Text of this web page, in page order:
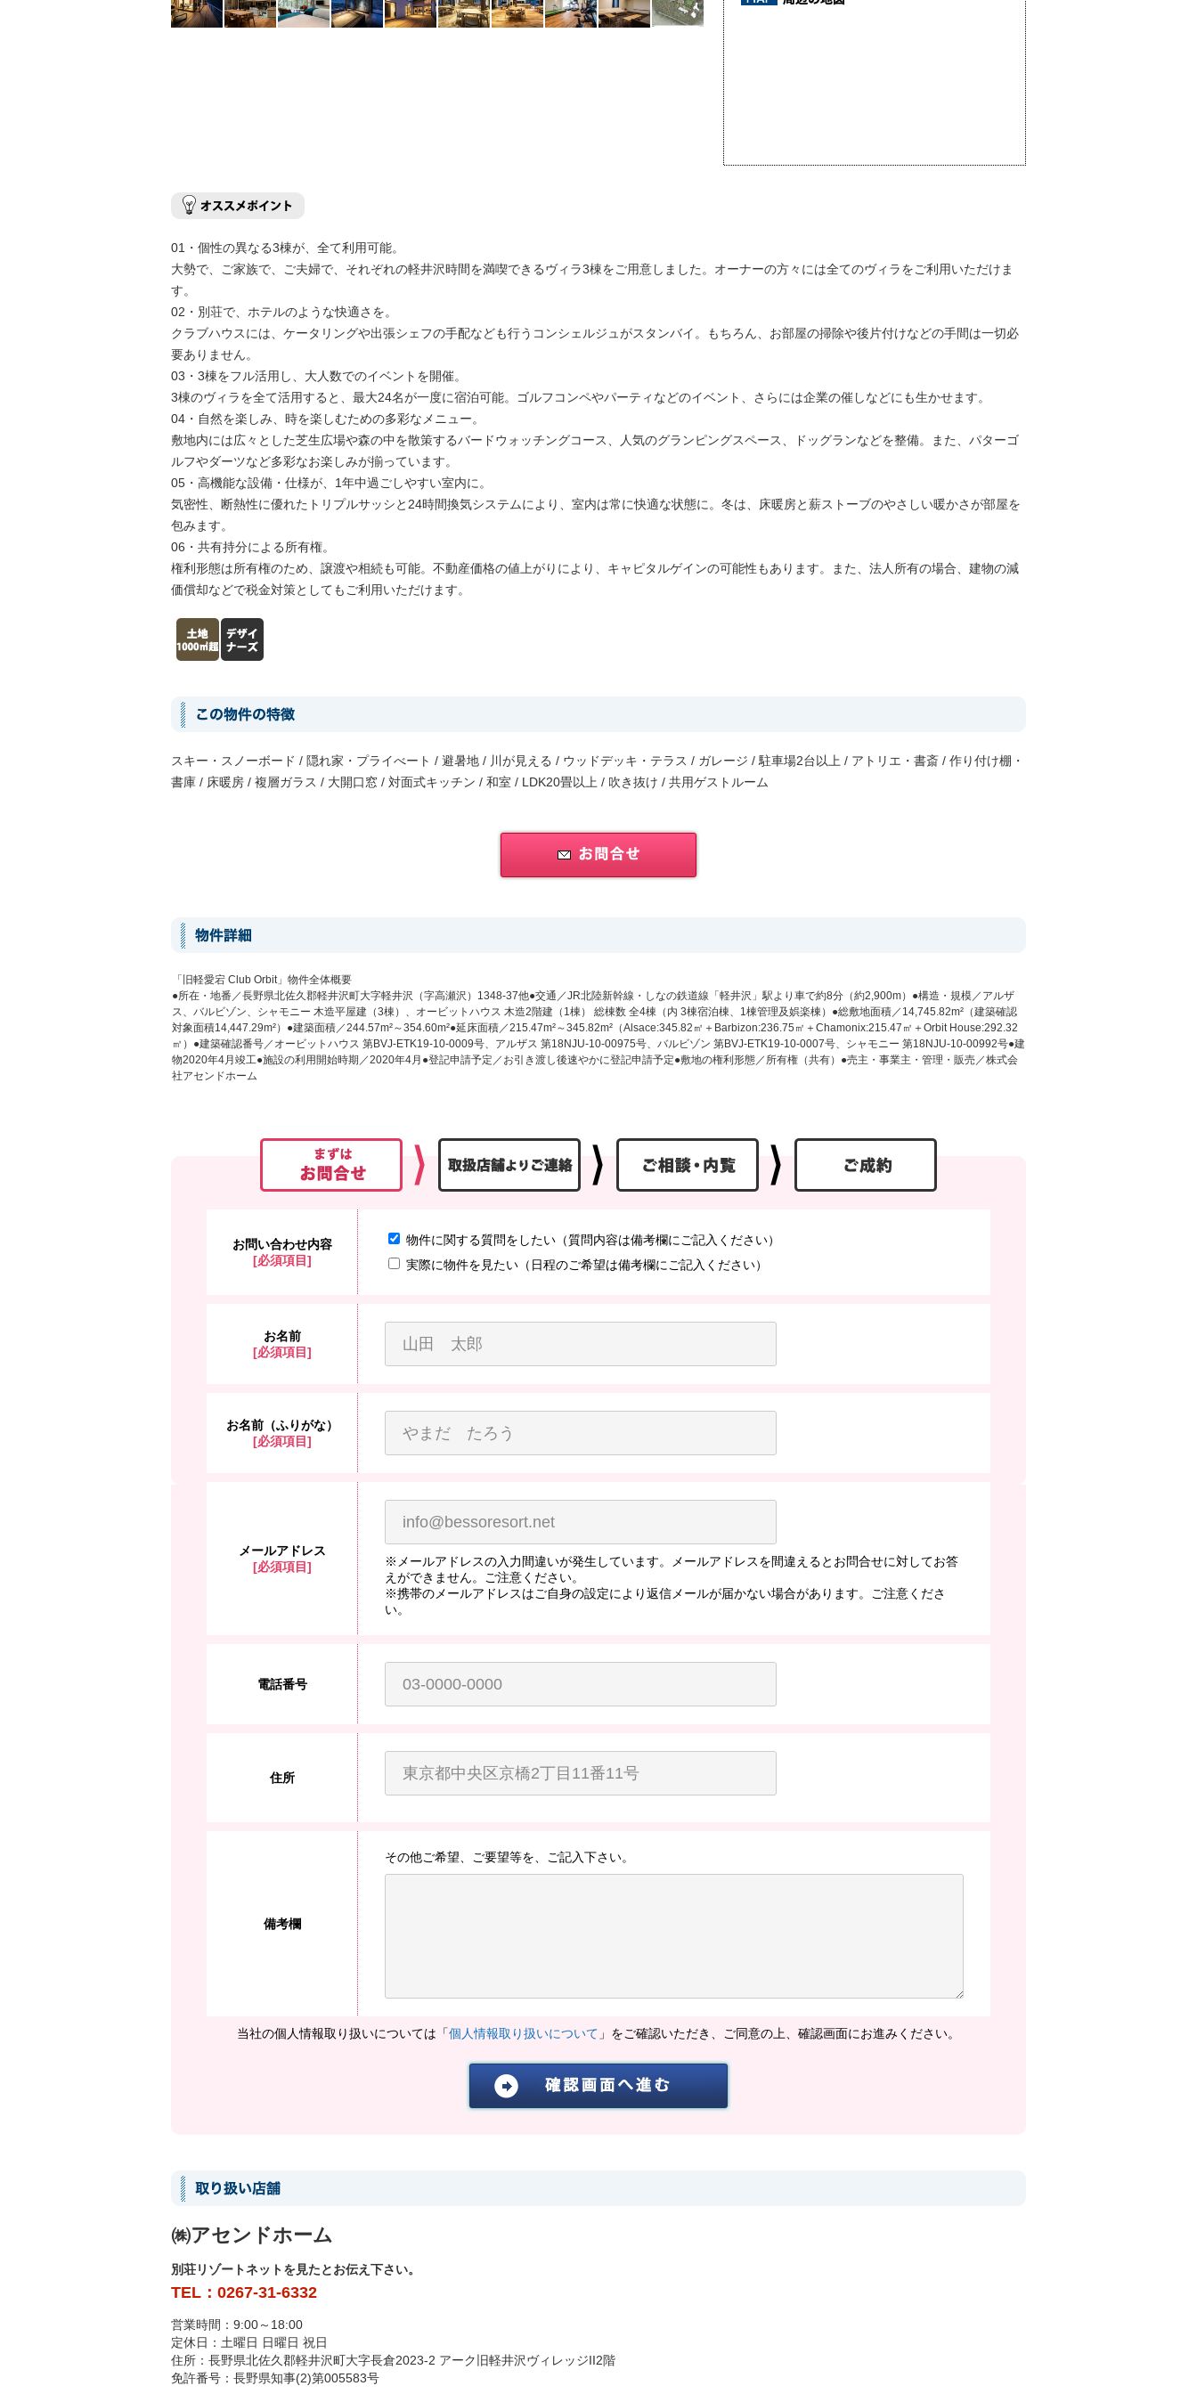
01・個性の異なる3棟が、全て利用可能。
大勢で、ご家族で、ご夫婦で、それぞれの軽井沢時間を満喫できるヴィラ3棟をご用意しました。オーナーの方々には全てのヴィラをご利用いただけま
す。
02・別荘で、ホテルのような快適さを。
クラブハウスには、ケータリングや出張シェフの手配なども行うコンシェルジュがスタンバイ。もちろん、お部屋の掃除や後片付けなどの手間は一切必
要ありません。
03・3棟をフル活用し、大人数でのイベントを開催。
3棟のヴィラを全て活用すると、最大24名が一度に宿泊可能。ゴルフコンペやパーティなどのイベント、さらには企業の催しなどにも生かせます。
04・自然を楽しみ、時を楽しむための多彩なメニュー。
敷地内には広々とした芝生広場や森の中を散策するバードウォッチングコース、人気のグランピングスペース、ドッグランなどを整備。また、パターゴ
ルフやダーツなど多彩なお楽しみが揃っています。
05・高機能な設備・仕様が、1年中過ごしやすい室内に。
気密性、断熱性に優れたトリプルサッシと24時間換気システムにより、室内は常に快適な状態に。冬は、床暖房と薪ストーブのやさしい暖かさが部屋を
包みます。
06・共有持分による所有権。
権利形態は所有権のため、譲渡や相続も可能。不動産価格の値上がりにより、キャピタルゲインの可能性もあります。また、法人所有の場合、建物の減
価償却などで税金対策としてもご利用いただけます。
スキー・スノーボード / 隠れ家・プライべート / 避暑地 / 川が見える / ウッドデッキ・テラス / ガレージ / 駐車場2台以上 / アトリエ・書斎 / 作り付け棚・
書庫 / 床暖房 / 複層ガラス / 大開口窓 / 対面式キッチン / 和室 / LDK20畳以上 / 吹き抜け / 共用ゲストルーム
「旧軽愛宕 Club Orbit」物件全体概要
●所在・地番／長野県北佐久郡軽井沢町大字軽井沢（字高瀬沢）1348-37他●交通／JR北陸新幹線・しなの鉄道線「軽井沢」駅より車で約8分（約2,900m）●構造・規模／アルザ
ス、バルビゾン、シャモニー 木造平屋建（3棟）、オービットハウス 木造2階建（1棟） 総棟数 全4棟（内 3棟宿泊棟、1棟管理及娯楽棟）●総敷地面積／14,745.82m²（建築確認
対象面積14,447.29m²）●建築面積／244.57m²～354.60m²●延床面積／215.47m²～345.82m²（Alsace:345.82㎡＋Barbizon:236.75㎡＋Chamonix:215.47㎡＋Orbit House:292.32
㎡）●建築確認番号／オービットハウス 第BVJ-ETK19-10-0009号、アルザス 第18NJU-10-00975号、バルビゾン 第BVJ-ETK19-10-0007号、シャモニー 第18NJU-10-00992号●建
物2020年4月竣工●施設の利用開始時期／2020年4月●登記申請予定／お引き渡し後速やかに登記申請予定●敷地の権利形態／所有権（共有）●売主・事業主・管理・販売／株式会
社アセンドホーム
お問い合わせ内容
[必須項目]
物件に関する質問をしたい（質問内容は備考欄にご記入ください）
実際に物件を見たい（日程のご希望は備考欄にご記入ください）
お名前
[必須項目]
お名前（ふりがな）
[必須項目]
メールアドレス
[必須項目]
※メールアドレスの入力間違いが発生しています。メールアドレスを間違えるとお問合せに対してお答
えができません。ご注意ください。
※携帯のメールアドレスはご自身の設定により返信メールが届かない場合があります。ご注意くださ
い。
電話番号
住所
備考欄
その他ご希望、ご要望等を、ご記入下さい。
当社の個人情報取り扱いについては「個人情報取り扱いについて 」をご確認いただき、ご同意の上、確認画面にお進みください。
㈱アセンドホーム
別荘リゾートネットを見たとお伝え下さい。
TEL：0267-31-6332
営業時間：9:00～18:00
定休日：土曜日 日曜日 祝日
住所：長野県北佐久郡軽井沢町大字長倉2023-2 アーク旧軽井沢ヴィレッジII2階
免許番号：長野県知事(2)第005583号